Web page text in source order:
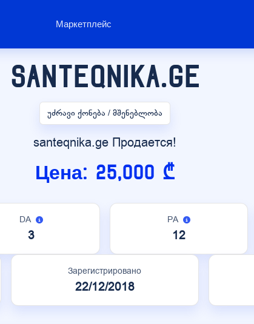
Маркетплейс
santeqnika.ge
უძრავი ქონება / მშენებლობა
santeqnika.ge Продается!
Цена: 25,000 ₾
DA
3
PA
12
Зарегистрировано
22/12/2018